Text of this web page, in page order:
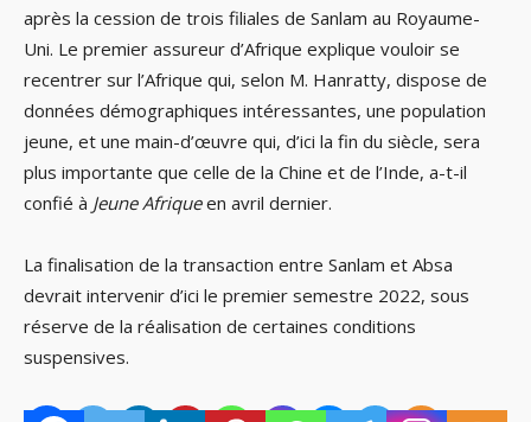
après la cession de trois filiales de Sanlam au Royaume-
Uni. Le premier assureur d’Afrique explique vouloir se
recentrer sur l’Afrique qui, selon M. Hanratty, dispose de
données démographiques intéressantes, une population
jeune, et une main-d’œuvre qui, d’ici la fin du siècle, sera
plus importante que celle de la Chine et de l’Inde, a-t-il
confié à Jeune Afriqueen avril dernier.
La finalisation de la transaction entre Sanlam et Absa
devrait intervenir d’ici le premier semestre 2022, sous
réserve de la réalisation de certaines conditions
suspensives.